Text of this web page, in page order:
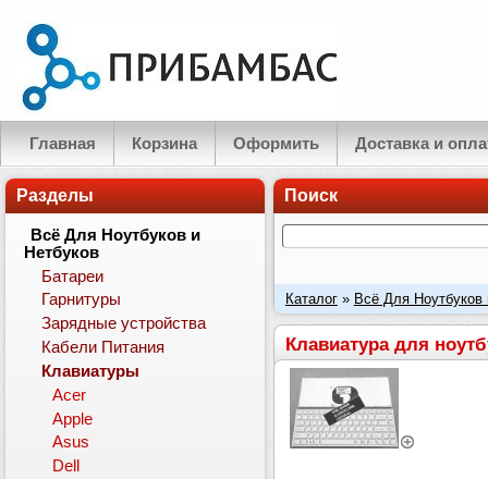
Главная Корзина Оформить Доставка и
Поиск
Каталог» Всё Для Ноутбуков
рамка, белые клавиши
Клавиатура для
Разделы
Всё Для Ноутбуков и
Нетбуков
Батареи
Гарнитуры
Зарядные устройства
Кабели Питания
Клавиатуры
Acer
Apple
Asus
Dell